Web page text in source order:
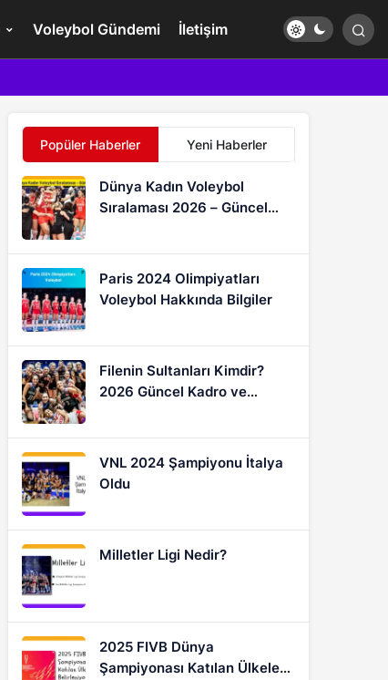
Voleybol Gündemi İletişim
Popüler Haberler Yeni Haberler
Dünya Kadın Voleybol
Sıralaması 2026 – Güncel
Paris 2024 Olimpiyatları
Voleybol Hakkında Bilgiler
Filenin Sultanları Kimdir?
2026 Güncel Kadro ve
VNL 2024 Şampiyonu İtalya
Oldu
Milletler Ligi Nedir?
2025 FIVB Dünya
Şampiyonası Katılan Ülkeler